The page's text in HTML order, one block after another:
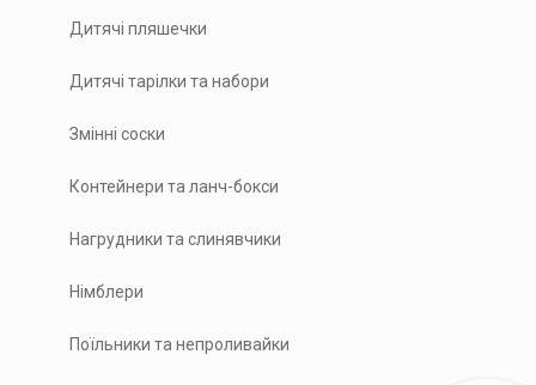
Дитячі пляшечки
Дитячі тарілки та набори
Змінні соски
Контейнери та ланч-бокси
Нагрудники та слинявчики
Німблери
Поїльники та непроливайки